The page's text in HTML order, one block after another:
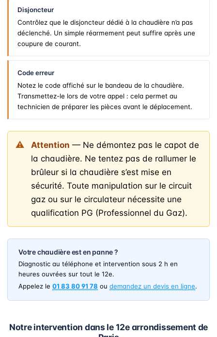
Disjoncteur
Contrôlez que le disjoncteur dédié à la chaudière n’a pas
déclenché. Un simple réarmement peut suffire après une
coupure de courant.
Code erreur
Notez le code affiché sur le bandeau de la chaudière.
Transmettez-le lors de votre appel : cela permet au
technicien de préparer les pièces avant le déplacement.
Attention — Ne démontez pas le capot de
la chaudière. Ne tentez pas de rallumer le
brûleur si la chaudière s’est mise en
sécurité. Toute manipulation sur le circuit
gaz ou sur le circulateur nécessite une
qualification PG (Professionnel du Gaz).
Votre chaudière est en panne ?
Diagnostic au téléphone et intervention sous 2 h en
heures ouvrées sur tout le 12e.
Appelez le 01 83 80 91 78 ou demandez un devis en ligne.
Notre intervention dans le 12e arrondissement de